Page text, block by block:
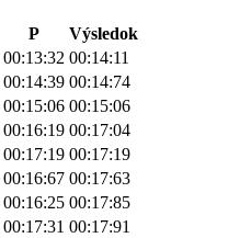
P
Výsledok
00:13:32 00:14:11
00:14:39 00:14:74
00:15:06 00:15:06
00:16:19 00:17:04
00:17:19 00:17:19
00:16:67 00:17:63
00:16:25 00:17:85
00:17:31 00:17:91